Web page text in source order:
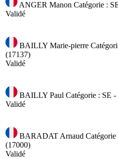
ANGER Manon Catégorie :
Validé
BAILLY Marie-pierre
(17137)
Validé
BAILLY Paul Catégorie : SE -
Validé
BARADAT Arnaud
(17000)
Validé